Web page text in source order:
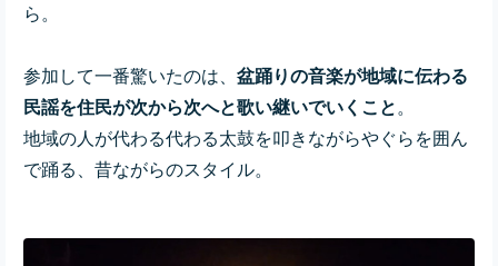
ら。
参加して一番驚いたのは、 盆踊りの音楽が地域に伝わる
民謡を住民が次から次へと歌い継いでいくこと。
地域の人が代わる代わる太鼓を叩きながらやぐらを囲ん
で踊る、昔ながらのスタイル。